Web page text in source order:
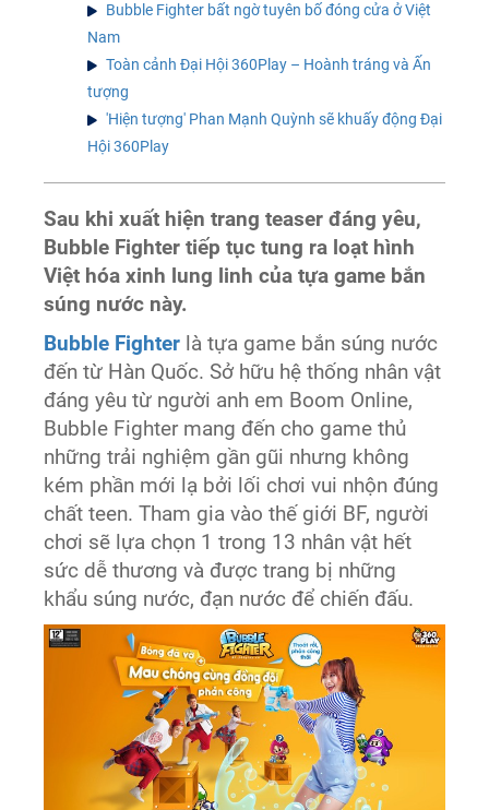
Bubble Fighter bất ngờ tuyên bố đóng cửa ở Việt
Nam
Toàn cảnh Đại Hội 360Play – Hoành tráng và Ấn
tượng
'Hiện tượng' Phan Mạnh Quỳnh sẽ khuấy động Đại
Hội 360Play
Sau khi xuất hiện trang teaser đáng yêu,
Bubble Fighter tiếp tục tung ra loạt hình
Việt hóa xinh lung linh của tựa game bắn
súng nước này.
Bubble Fighter là tựa game bắn súng nước
đến từ Hàn Quốc. Sở hữu hệ thống nhân vật
đáng yêu từ người anh em Boom Online,
Bubble Fighter mang đến cho game thủ
những trải nghiệm gần gũi nhưng không
kém phần mới lạ bởi lối chơi vui nhộn đúng
chất teen. Tham gia vào thế giới BF, người
chơi sẽ lựa chọn 1 trong 13 nhân vật hết
sức dễ thương và được trang bị những
khẩu súng nước, đạn nước để chiến đấu.